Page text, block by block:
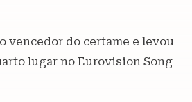
vencedor do certame e levou
lugar no Eurovision Song